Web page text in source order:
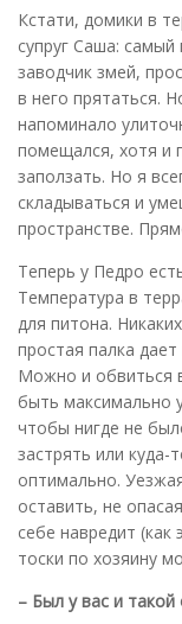
Кстати, домики в
супруг Саша:
заводчик змей,
в него прятаться.
напоминало
помещался, хотя и
заползать. Но я
складываться и
пространстве.
Теперь у Педро
Температура в
для питона.
простая палка
Можно и обвиться
быть максимально
чтобы нигде не
застрять или куда-
оптимально.
оставить, не
себе навредит
тоски по хозяину
– Был у вас и